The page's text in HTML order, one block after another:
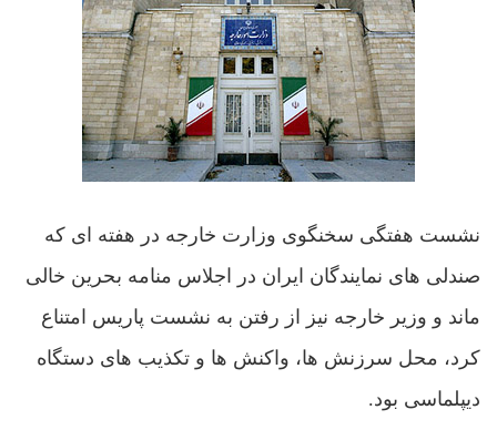
نشست هفتگی سخنگوی وزارت خارجه در هفته ای که
صندلی های نمایندگان ایران در اجلاس منامه بحرین خالی
ماند و وزیر خارجه نیز از رفتن به نشست پاریس امتناع
کرد، محل سرزنش ها، واکنش ها و تکذیب های دستگاه
دیپلماسی بود.